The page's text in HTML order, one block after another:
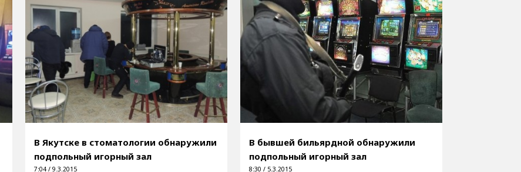
В Якутске в стоматологии обнаружили
подпольный игорный зал
7:04 / 9.3.2015
В бывшей бильярдной обнаружили
подпольный игорный зал
8:30 / 5.3.2015